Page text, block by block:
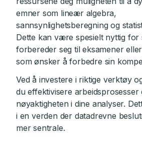
emner som lineær algebra,
sannsynlighetsberegning og
Dette kan være spesielt nyttig for
forbereder seg til eksamener
som ønsker å forbedre sin
Ved å investere i riktige verktøy
du effektivisere
nøyaktigheten i dine analyser.
i en verden der datadrevne
mer sentrale.